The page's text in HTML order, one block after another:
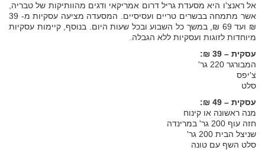
אל ראנצ'ו היא מסעדת גריל דרום אמריקאי ודגים מהוותיקות של טבריה,
אשר מתמחה בבשרים טריים ועסיסיים. המסעדה מציעה עסקיות מ- 39
₪ ועד 69 ₪, במשך כל השבוע ובכל שעות היום. בנוסף, קיימות עסקיות
מיוחדות לזוגות ועסקיות ללא הגבלה.
עסקית – 39 ₪:
המבורגר 220 גר'
צ'יפס
סלט
עסקית – 49 ₪:
מנה ראשונה או קינוח
חזה עוף 200 גר' במרינדה
שניצל הבית 200 גר'
סלט השף עם טונה